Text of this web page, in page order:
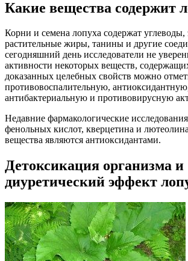
Какие вещества содержит
Корни и семена лопуха содержат
растительные жиры, танины и другие
сегодняшний день исследователи не
активности некоторых веществ,
доказанных целебных свойств можно
противовоспалительную,
антибактериальную и противовирусную
Недавние фармакологические
фенольных кислот, кверцетина и
вещества являются антиоксидантами.
Детоксикация организма и
диуретический эффект